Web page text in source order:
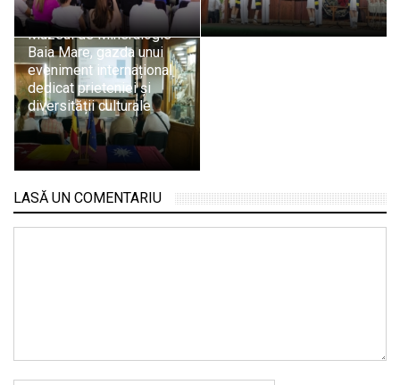
Muzeul de Mineralogie
Baia Mare, gazda unui
eveniment internațional
dedicat prieteniei și
diversității culturale
LASĂ UN COMENTARIU